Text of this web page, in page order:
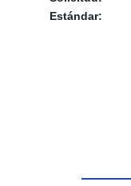
Estándar: